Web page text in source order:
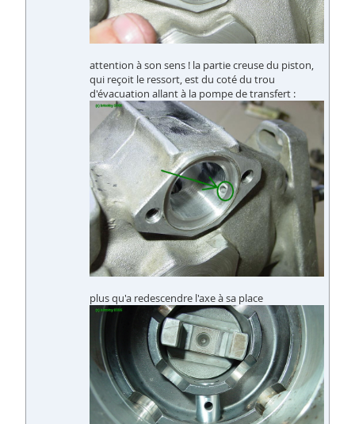
attention à son sens ! la partie creuse du piston,
qui reçoit le ressort, est du coté du trou
d'évacuation allant à la pompe de transfert :
plus qu'a redescendre l'axe à sa place